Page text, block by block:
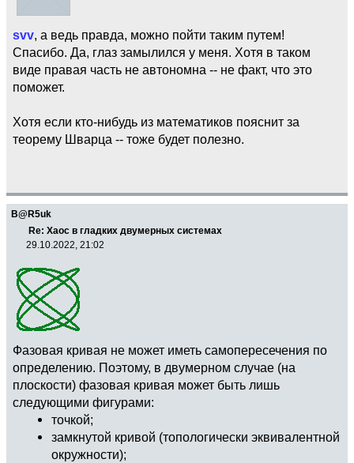
svv, а ведь правда, можно пойти таким путем!
Спасибо. Да, глаз замылился у меня. Хотя в таком
виде правая часть не автономна -- не факт, что это
поможет.
Хотя если кто-нибудь из математиков пояснит за
теорему Шварца -- тоже будет полезно.
B@R5uk
Re: Хаос в гладких двумерных системах
29.10.2022, 21:02
Фазовая кривая не может иметь самопересечения по
определению. Поэтому, в двумерном случае (на
плоскости) фазовая кривая может быть лишь
следующими фигурами:
точкой;
замкнутой кривой (топологически эквивалентной
окружности);